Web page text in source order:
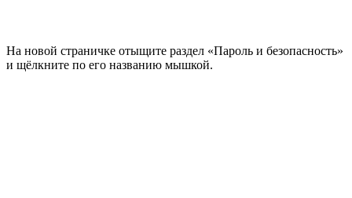
На новой страничке отыщите раздел «Пароль и безопасность»
и щёлкните по его названию мышкой.